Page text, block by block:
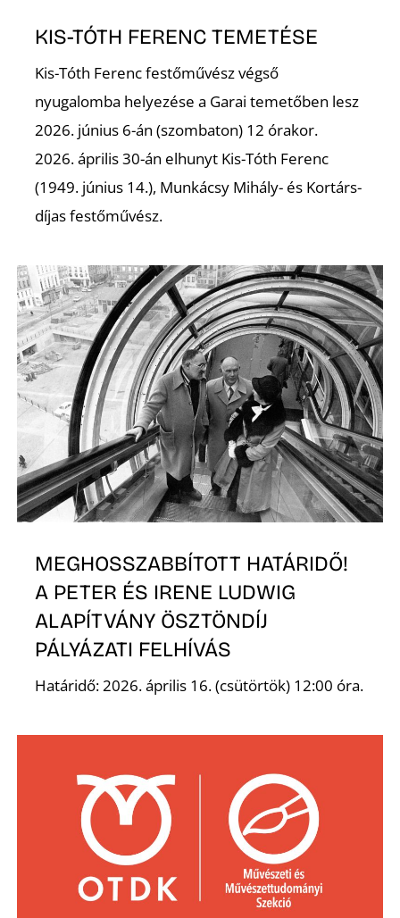
KIS-TÓTH FERENC TEMETÉSE
Kis-Tóth Ferenc festőművész végső
nyugalomba helyezése a Garai temetőben lesz
2026. június 6-án (szombaton) 12 órakor.
2026. április 30-án elhunyt Kis-Tóth Ferenc
(1949. június 14.), Munkácsy Mihály- és Kortárs-
díjas festőművész.
MEGHOSSZABBÍTOTT HATÁRIDŐ!
A PETER ÉS IRENE LUDWIG
ALAPÍTVÁNY ÖSZTÖNDÍJ
PÁLYÁZATI FELHÍVÁS
Határidő: 2026. április 16. (csütörtök) 12:00 óra.